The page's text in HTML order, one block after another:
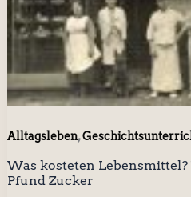
Alltagsleben,
Was kosteten
Pfund Zucker